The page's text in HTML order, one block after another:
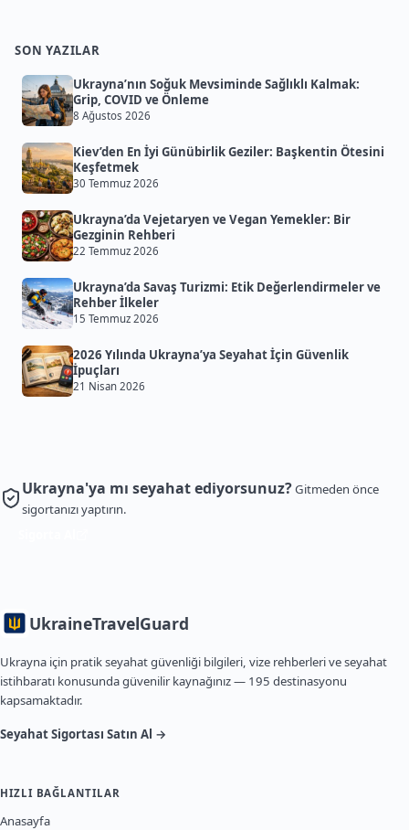
SON YAZILAR
Ukrayna’nın Soğuk Mevsiminde Sağlıklı Kalmak:
Grip, COVID ve Önleme
8 Ağustos 2026
Kiev’den En İyi Günübirlik Geziler: Başkentin Ötesini
Keşfetmek
30 Temmuz 2026
Ukrayna’da Vejetaryen ve Vegan Yemekler: Bir
Gezginin Rehberi
22 Temmuz 2026
Ukrayna’da Savaş Turizmi: Etik Değerlendirmeler ve
Rehber İlkeler
15 Temmuz 2026
2026 Yılında Ukrayna’ya Seyahat İçin Güvenlik
İpuçları
21 Nisan 2026
Ukrayna'ya mı seyahat ediyorsunuz?Gitmeden önce
sigortanızı yaptırın.
UkraineTravelGuard
Ukrayna için pratik seyahat güvenliği bilgileri, vize rehberleri ve seyahat
istihbaratı konusunda güvenilir kaynağınız — 195 destinasyonu
kapsamaktadır.
Seyahat Sigortası Satın Al →
HIZLI BAĞLANTILAR
Anasayfa